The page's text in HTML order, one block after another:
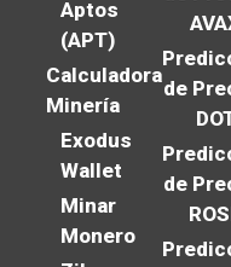
Aptos
(APT)
Calculadora
Minería
Exodus
Wallet
Minar
Monero
de
de